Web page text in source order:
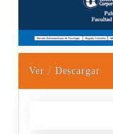
Ver / Descargar